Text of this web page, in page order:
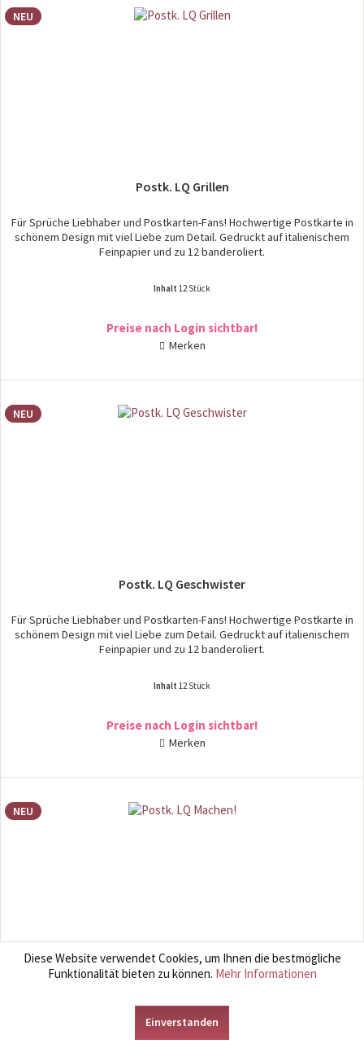
NEU
Postk. LQ Grillen
Für Sprüche Liebhaber und Postkarten-Fans! Hochwertige Postkarte in
schönem Design mit viel Liebe zum Detail. Gedruckt auf italienischem
Feinpapier und zu 12 banderoliert.
Inhalt 12 Stück
Preise nach Login sichtbar!
Merken
NEU
Postk. LQ Geschwister
Für Sprüche Liebhaber und Postkarten-Fans! Hochwertige Postkarte in
schönem Design mit viel Liebe zum Detail. Gedruckt auf italienischem
Feinpapier und zu 12 banderoliert.
Inhalt 12 Stück
Preise nach Login sichtbar!
Merken
NEU
Postk. LQ Machen!
Für Sprüche Liebhaber und Postkarten-Fans! Hochwertige Postkarte in
Diese Website verwendet Cookies, um Ihnen die bestmögliche
Funktionalität bieten zu können. Mehr Informationen
Einverstanden